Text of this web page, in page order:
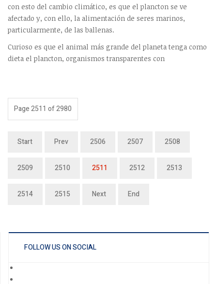
con esto del cambio climático, es que el plancton se ve
afectado y, con ello, la alimentación de seres marinos,
particularmente, de las ballenas.
Curioso es que el animal más grande del planeta tenga como
dieta el plancton, organismos transparentes con
Page 2511 of 2980
Start Prev 2506 2507 2508
2509 2510 2511 2512 2513
2514 2515 Next End
FOLLOW US ON SOCIAL